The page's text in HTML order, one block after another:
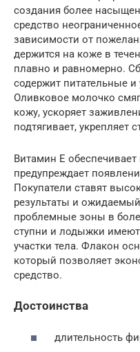
создания более
средство
зависимости от
держится на коже в
плавно и равномерно.
содержит питательные
Оливковое молочко
кожу, ускоряет
подтягивает, укрепляет
Витамин Е
предупреждает
Покупатели ставят
результаты и
проблемные зоны в
ступни и лодыжки имеют
участки тела. Флакон
который позволяет
средство.
Достоинства
длительность